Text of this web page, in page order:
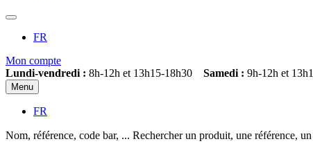
FR
Mon compte
Lundi-vendredi : 8h-12h et 13h15-18h30 Samedi : 9h-12h et
Menu
FR
Nom, référence, code bar, ... Rechercher un produit, une référence,